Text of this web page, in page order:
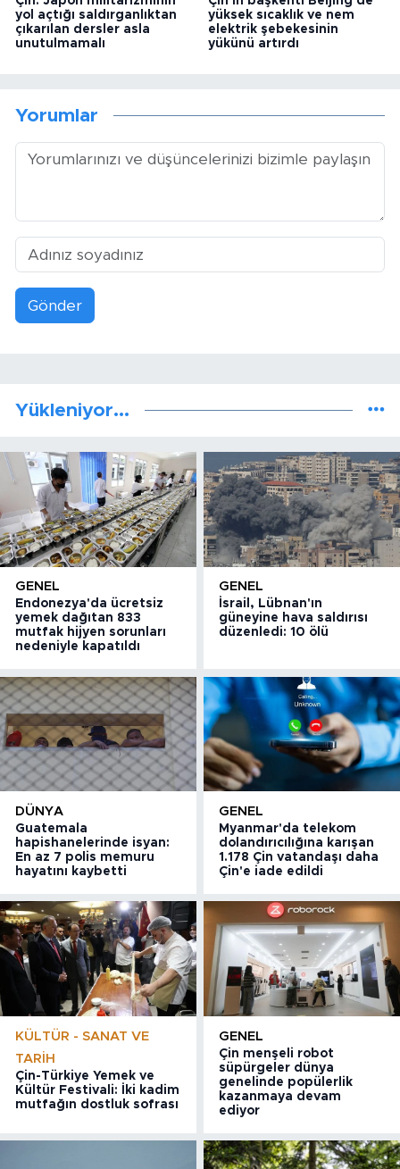
yol açtığı saldırganlıktan
çıkarılan dersler asla
unutulmamalı
yüksek sıcaklık ve nem
elektrik şebekesinin
yükünü artırdı
Yorumlar
Gönder
Yükleniyor...
GENEL
Endonezya'da ücretsiz
yemek dağıtan 833
mutfak hijyen sorunları
nedeniyle kapatıldı
GENEL
İsrail, Lübnan'ın
güneyine hava saldırısı
düzenledi: 10 ölü
DÜNYA
Guatemala
hapishanelerinde isyan:
En az 7 polis memuru
hayatını kaybetti
GENEL
Myanmar'da telekom
dolandırıcılığına karışan
1.178 Çin vatandaşı daha
Çin'e iade edildi
KÜLTÜR - SANAT VE
TARIH
Çin-Türkiye Yemek ve
Kültür Festivali: İki kadim
mutfağın dostluk sofrası
GENEL
Çin menşeli robot
süpürgeler dünya
genelinde popülerlik
kazanmaya devam
ediyor